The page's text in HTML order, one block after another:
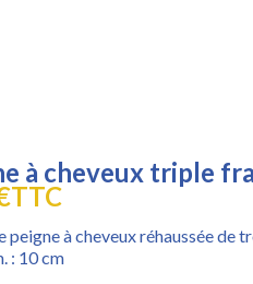
à cheveux triple
TTC
peigne à cheveux réhaussée de
: 10 cm